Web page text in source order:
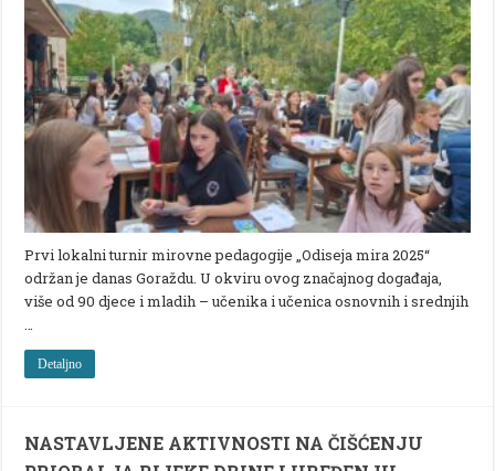
Prvi lokalni turnir mirovne pedagogije „Odiseja mira 2025“
održan je danas Goraždu. U okviru ovog značajnog događaja,
više od 90 djece i mladih – učenika i učenica osnovnih i srednjih
…
Detaljno
NASTAVLJENE AKTIVNOSTI NA ČIŠĆENJU